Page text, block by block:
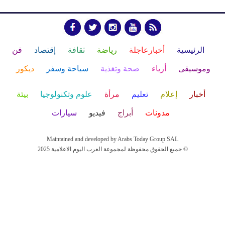
الرئيسية أخبارعاجلة رياضة ثقافة إقتصاد فن
وموسيقى أزياء صحة وتغذية سياحة وسفر ديكور
أخبار إعلام تعليم مرأة علوم وتكنولوجيا بيئة
مدونات أبراج فيديو سيارات
Maintained and developed by Arabs Today Group SAL
جميع الحقوق محفوظة لمجموعة العرب اليوم الاعلامية 2025 ©